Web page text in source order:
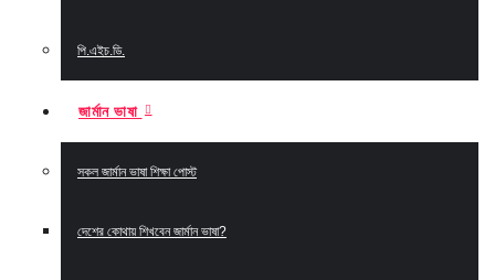
পি.এইচ.ডি.
জার্মান ভাষা
সকল জার্মান ভাষা শিক্ষা পোস্ট
দেশের কোথায় শিখবেন জার্মান ভাষা?